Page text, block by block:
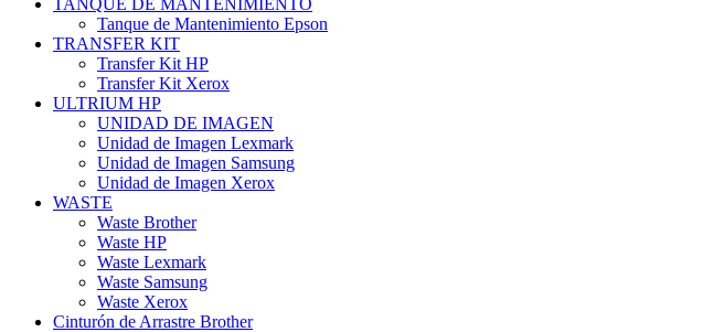
TANQUE DE MANTENIMIENTO
Tanque de Mantenimiento Epson
TRANSFER KIT
Transfer Kit HP
Transfer Kit Xerox
ULTRIUM HP
UNIDAD DE IMAGEN
Unidad de Imagen Lexmark
Unidad de Imagen Samsung
Unidad de Imagen Xerox
WASTE
Waste Brother
Waste HP
Waste Lexmark
Waste Samsung
Waste Xerox
Cinturón de Arrastre Brother